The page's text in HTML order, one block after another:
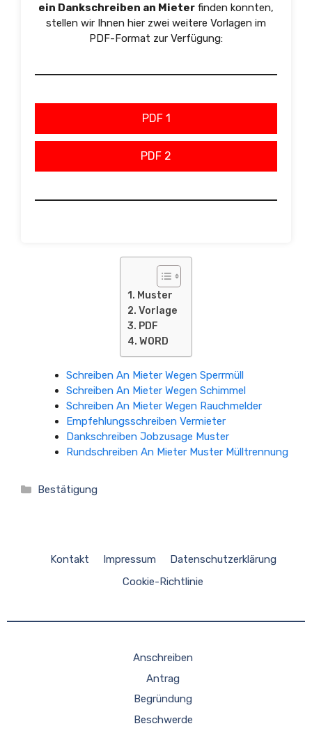
ein Dankschreiben an Mieter finden konnten,
stellen wir Ihnen hier zwei weitere Vorlagen im
PDF-Format zur Verfügung:
PDF 1
PDF 2
Muster
Vorlage
PDF
WORD
Schreiben An Mieter Wegen Sperrmüll
Schreiben An Mieter Wegen Schimmel
Schreiben An Mieter Wegen Rauchmelder
Empfehlungsschreiben Vermieter
Dankschreiben Jobzusage Muster
Rundschreiben An Mieter Muster Mülltrennung
Kategorien
Bestätigung
Kontakt Impressum
Datenschutzerklärung
Cookie-Richtlinie
Anschreiben
Antrag
Begründung
Beschwerde